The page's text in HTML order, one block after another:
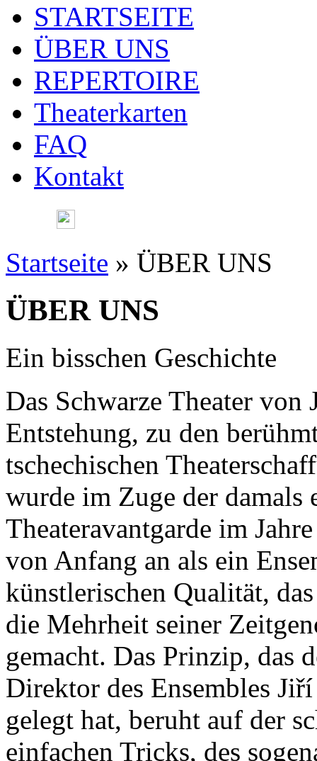
STARTSEITE
ÜBER UNS
REPERTOIRE
Theaterkarten
FAQ
Kontakt
Sie sind hier
Startseite » ÜBER UNS
ÜBER UNS
Ein bisschen Geschichte
Das Schwarze Theater
Entstehung, zu den
tschechischen
wurde im Zuge der damals
Theateravantgarde im
von Anfang an als ein
künstlerischen Qualität,
die Mehrheit seiner
gemacht. Das Prinzip, das
Direktor des Ensembles
gelegt hat, beruht auf der
einfachen Tricks, des